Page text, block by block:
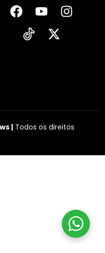
|Todos os direitos